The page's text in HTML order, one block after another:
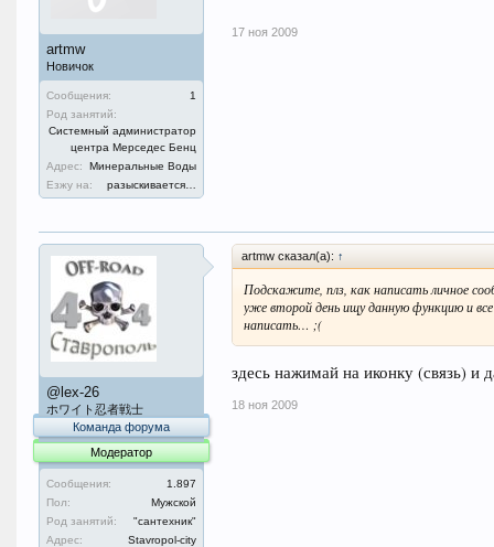
artmw
Новичок
Сообщения:
1
Род занятий:
Системный администратор
центра Мерседес Бенц
Адрес:
Минеральные Воды
Езжу на:
разыскивается…
17 ноя 2009
@lex-26
ホワイト忍者戦士
Команда форума
Модератор
Сообщения:
1.897
Пол:
Мужской
Род занятий:
"сантехник"
Адрес:
Stavropol-city
artmw сказал(а): ↑
Подскажите, плз, как написать личное
уже второй день ищу данную функцию и
написать… ;(
здесь нажимай на иконку (связь) и
18 ноя 2009